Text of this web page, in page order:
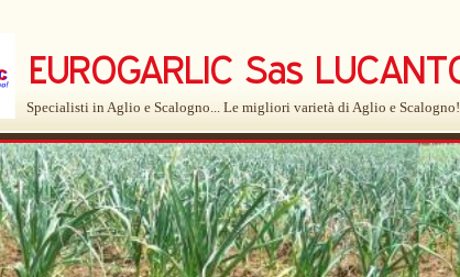
Specialisti in Aglio e Scalogno... Le migliori varietà di Aglio e Scalogno!